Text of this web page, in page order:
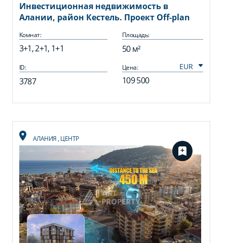
Инвестиционная недвижимость в
Алании, район Кестель. Проект Off-plan
Комнат:
3+1, 2+1, 1+1
Площадь:
50 м²
ID:
3787
Цена:
109 500
АЛАНИЯ, ЦЕНТР